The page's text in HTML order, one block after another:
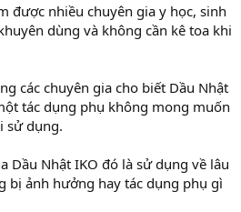
được nhiều chuyên gia y học, sinh
dùng và không cần kê toa khi
các chuyên gia cho biết Dầu Nhật
tác dụng phụ không mong muốn
sử dụng.
Dầu Nhật IKO đó là sử dụng về lâu
bị ảnh hưởng hay tác dụng phụ gì